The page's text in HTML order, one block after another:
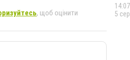
, щоб оцінити
14:07
5